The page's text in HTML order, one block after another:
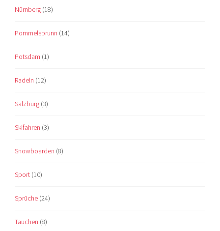
Nürnberg (18)
Pommelsbrunn (14)
Potsdam (1)
Radeln (12)
Salzburg (3)
Skifahren (3)
Snowboarden (8)
Sport (10)
Sprüche (24)
Tauchen (8)